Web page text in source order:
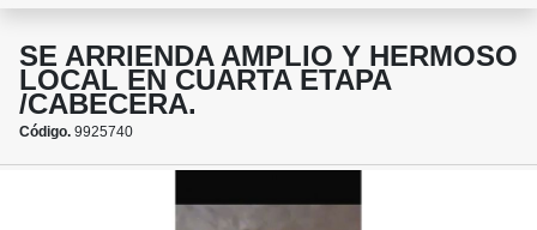
SE ARRIENDA AMPLIO Y HERMOSO
LOCAL EN CUARTA ETAPA
/CABECERA.
Código. 9925740